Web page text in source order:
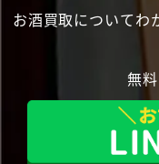
お酒買取についてわ
無